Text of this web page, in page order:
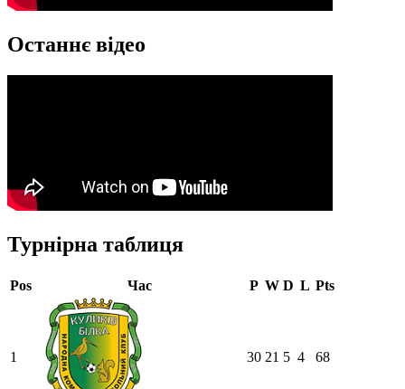
Останнє відео
Турнірна таблиця
Pos Час P W D L Pts
1 30 21 5 4 68